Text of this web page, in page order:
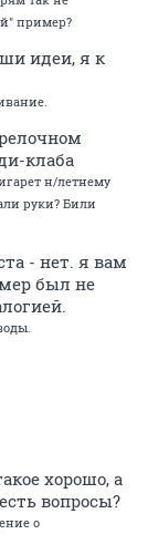
пример?
идеи, я к
клаба
н/летнему
руки? Били
- нет. я вам
был не
хорошо, а
вопросы?
о